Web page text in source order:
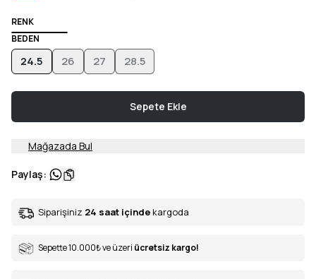
RENK
BEDEN
24.5 26 27 28.5
Sepete Ekle
Mağazada Bul
Paylaş:
Siparişiniz 24 saat içinde kargoda
Sepette 10.000₺ve üzeri ücretsiz kargo!